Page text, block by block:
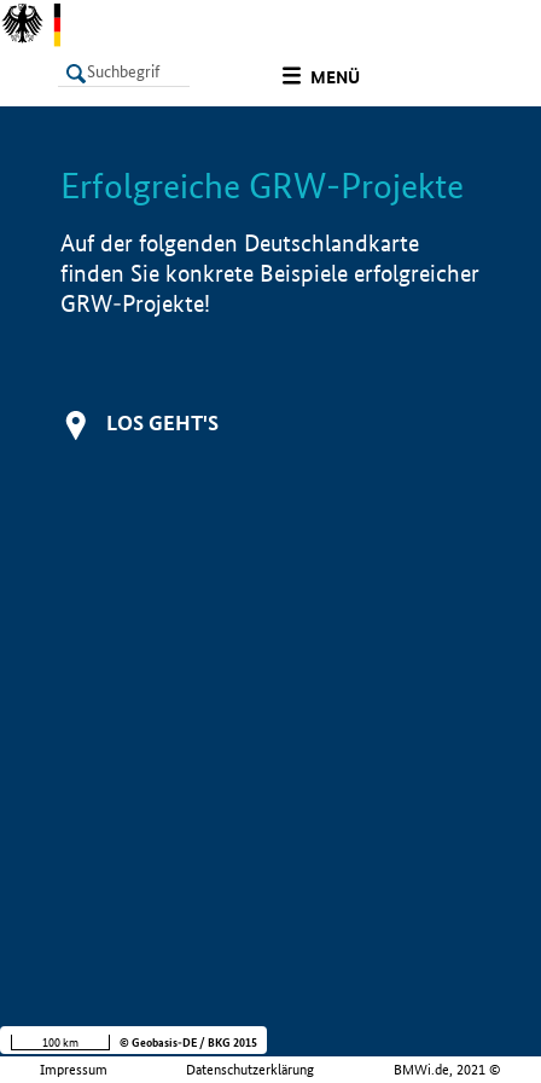
MENÜ
LISTE Info
Erfolgreiche GRW-Projekte
Auf der folgenden Deutschlandkarte
finden Sie konkrete Beispiele erfolgreicher
GRW-Projekte!
LOS GEHT'S
Impressum Datenschutzerklärung BMWi.de, 2021 ©
100 km © Geobasis-DE / BKG 2015